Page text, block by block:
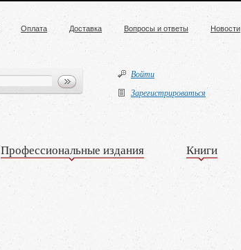
Оплата Доставка Вопросы и ответы Новости
Войти
Зарегистрироваться
Профессиональные издания Книги